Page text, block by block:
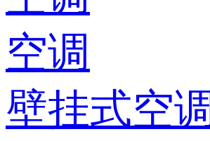
空调
壁挂式空调